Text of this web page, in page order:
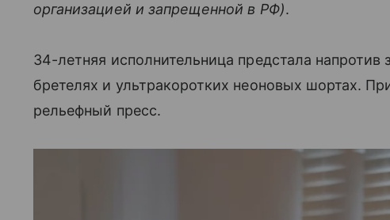
организацией и запрещенной в РФ).
34-летняя исполнительница предстала
бретелях и ультракоротких неоновых шортах.
рельефный пресс.